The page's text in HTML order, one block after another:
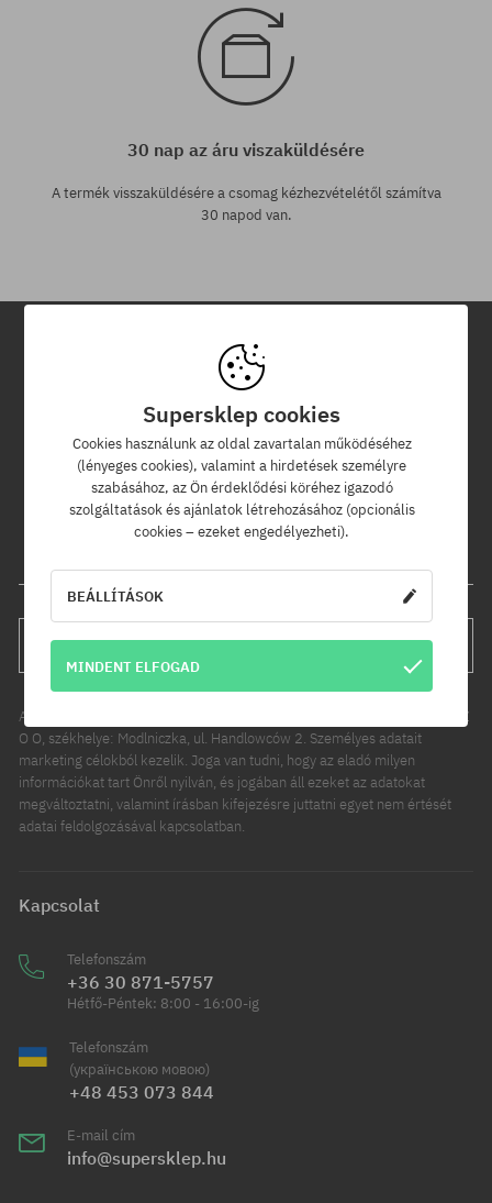
30 nap az áru viszaküldésére
A termék visszaküldésére a csomag kézhezvételétől számítva
30 napod van.
Hírlevél
Iratkozz fel hírlevelünkre és értesülj az elsők között új termékeinkről
és kedvezményeinkről!
Ráadásul kapsz egy -5% kedvezménykódot az egész
rendelésedre!
FELIRATKOZÁS
Az Ön személyes adatainak kezelője a COOL SPORT DISTRIBUTION SP Z
O O, székhelye: Modlniczka, ul. Handlowców 2. Személyes adatait
marketing célokból kezelik. Joga van tudni, hogy az eladó milyen
információkat tart Önről nyilván, és jogában áll ezeket az adatokat
megváltoztatni, valamint írásban kifejezésre juttatni egyet nem értését
adatai feldolgozásával kapcsolatban.
Kapcsolat
Telefonszám
+36 30 871-5757
Hétfő-Péntek: 8:00 - 16:00-ig
Telefonszám
(українською мовою)
+48 453 073 844
E-mail cím
info@supersklep.hu
Supersklep cookies
Cookies használunk az oldal zavartalan működéséhez
(lényeges cookies), valamint a hirdetések személyre
szabásához, az Ön érdeklődési köréhez igazodó
szolgáltatások és ajánlatok létrehozásához (opcionális
cookies – ezeket engedélyezheti).
BEÁLLÍTÁSOK
MINDENT ELFOGAD